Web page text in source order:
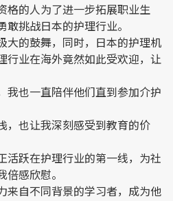
格的人为了进一步拓展职业生
挑战日本的护理行业。
大的鼓舞，同时，日本的护理机
行业在海外竟然如此受欢迎，让
我也一直陪伴他们直到参加介护
，也让我深刻感受到教育的价
活跃在护理行业的第一线，为社
感欣慰。
来自不同背景的学习者，成为他